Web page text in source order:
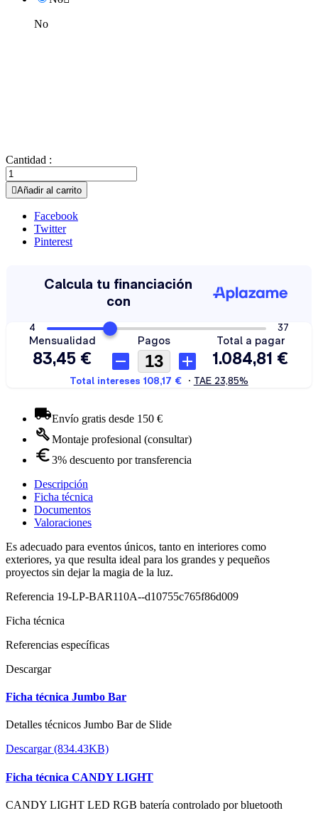
No
Cantidad :
Añadir al carrito
Facebook
Twitter
Pinterest
Envío gratis desde 150 €
Montaje profesional (consultar)
3% descuento por transferencia
Descripción
Ficha técnica
Documentos
Valoraciones
Es adecuado para eventos únicos, tanto en interiores como
exteriores, ya que resulta ideal para los grandes y pequeños
proyectos sin dejar la magia de la luz.
Referencia 19-LP-BAR110A--d10755c765f86d009
Ficha técnica
Referencias específicas
Descargar
Ficha técnica Jumbo Bar
Detalles técnicos Jumbo Bar de Slide
Descargar (834.43KB)
Ficha técnica CANDY LIGHT
CANDY LIGHT LED RGB batería controlado por bluetooth